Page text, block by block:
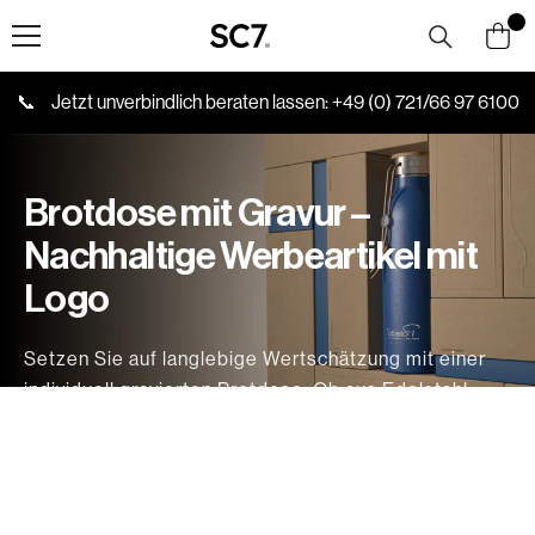
Skip to content
📞 Jetzt unverbindlich beraten lassen:+49 (0) 721/66 97 6100
Brotdose mit Gravur –
Nachhaltige Werbeartikel mit
Logo
Setzen Sie auf langlebige Wertschätzung mit einer
individuell gravierten Brotdose. Ob aus Edelstahl